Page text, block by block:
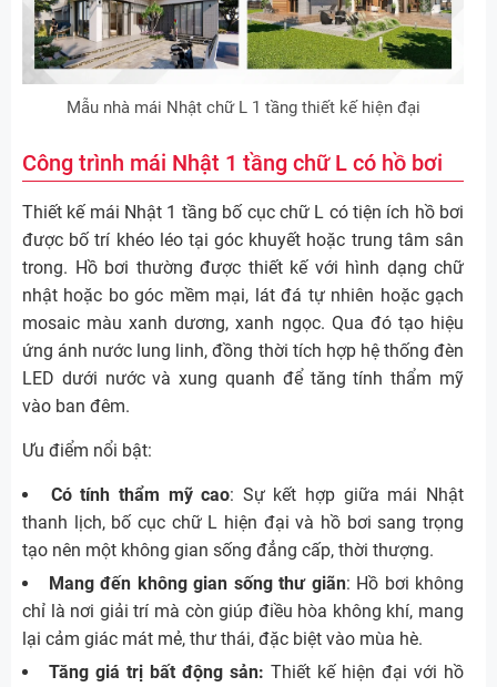
Mẫu nhà mái Nhật chữ L 1 tầng thiết kế hiện đại
Công trình mái Nhật 1 tầng chữ L có hồ bơi
Thiết kế mái Nhật 1 tầng bố cục chữ L có tiện ích hồ bơi
được bố trí khéo léo tại góc khuyết hoặc trung tâm sân
trong. Hồ bơi thường được thiết kế với hình dạng chữ
nhật hoặc bo góc mềm mại, lát đá tự nhiên hoặc gạch
mosaic màu xanh dương, xanh ngọc. Qua đó tạo hiệu
ứng ánh nước lung linh, đồng thời tích hợp hệ thống đèn
LED dưới nước và xung quanh để tăng tính thẩm mỹ
vào ban đêm.
Ưu điểm nổi bật:
Có tính thẩm mỹ cao: Sự kết hợp giữa mái Nhật
thanh lịch, bố cục chữ L hiện đại và hồ bơi sang trọng
tạo nên một không gian sống đẳng cấp, thời thượng.
Mang đến không gian sống thư giãn: Hồ bơi không
chỉ là nơi giải trí mà còn giúp điều hòa không khí, mang
lại cảm giác mát mẻ, thư thái, đặc biệt vào mùa hè.
Tăng giá trị bất động sản: Thiết kế hiện đại với hồ